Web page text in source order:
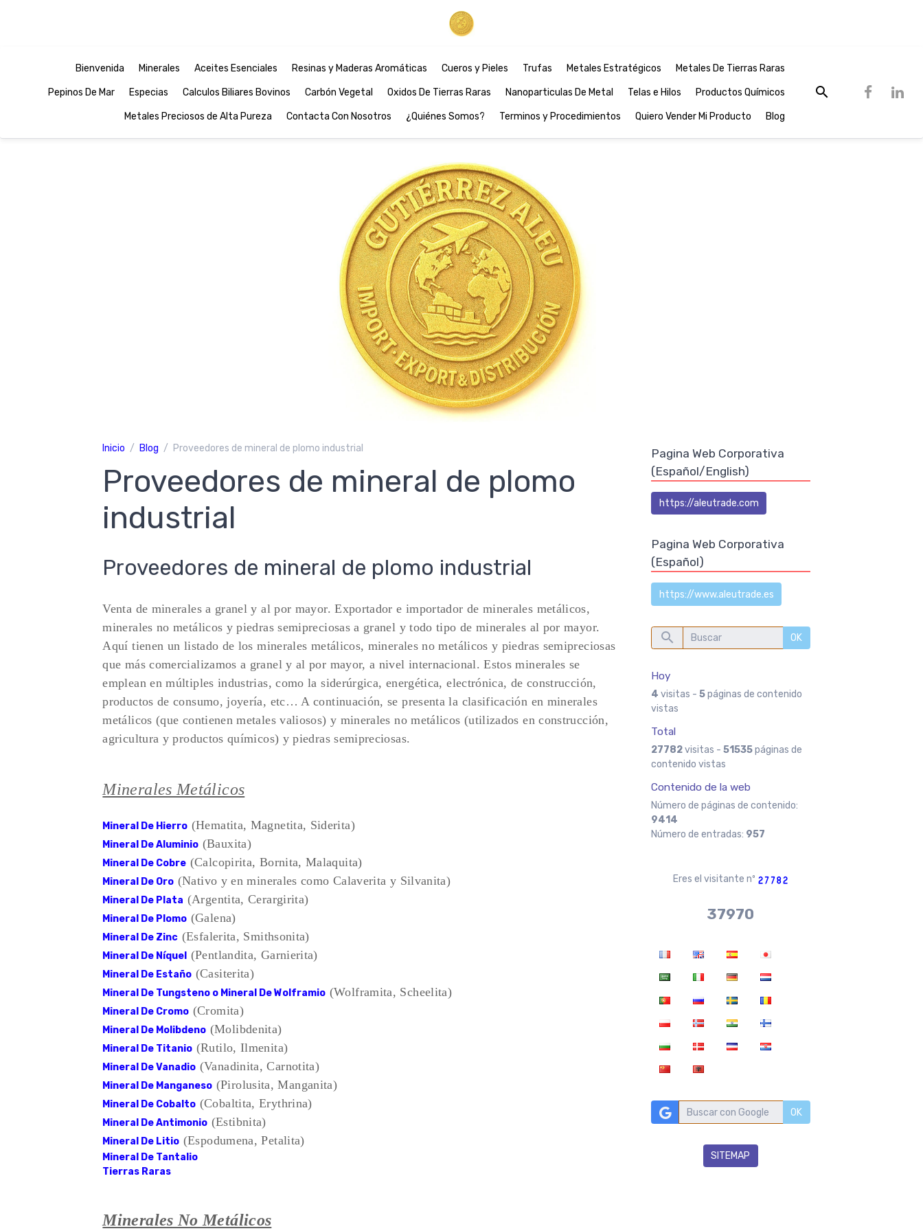
Bienvenida Minerales Aceites Esenciales Resinas y Maderas Aromáticas Cueros y Pieles Trufas Metales Estratégicos Metales De Tierras Raras
Pepinos De Mar Especias Calculos Biliares Bovinos Carbón Vegetal Oxidos De Tierras Raras Nanoparticulas De Metal Telas e Hilos Productos Químicos
Metales Preciosos de Alta Pureza Contacta Con Nosotros ¿Quiénes Somos? Terminos y Procedimientos Quiero Vender Mi Producto Blog
Inicio Blog Proveedores de mineral de plomo industrial
Proveedores de mineral de plomo
industrial
Proveedores de mineral de plomo industrial
Venta de minerales a granel y al por mayor. Exportador e importador de minerales metálicos,
minerales no metálicos y piedras semipreciosas a granel y todo tipo de minerales al por mayor.
Aquí tienen un listado de los minerales metálicos, minerales no metálicos y piedras semipreciosas
que más comercializamos a granel y al por mayor, a nivel internacional. Estos minerales se
emplean en múltiples industrias, como la siderúrgica, energética, electrónica, de construcción,
productos de consumo, joyería, etc… A continuación, se presenta la clasificación en minerales
metálicos (que contienen metales valiosos) y minerales no metálicos (utilizados en construcción,
agricultura y productos químicos) y piedras semipreciosas.
Minerales Metálicos
Mineral De Hierro (Hematita, Magnetita, Siderita)
Mineral De Aluminio (Bauxita)
Mineral De Cobre (Calcopirita, Bornita, Malaquita)
Mineral De Oro (Nativo y en minerales como Calaverita y Silvanita)
Mineral De Plata (Argentita, Cerargirita)
Mineral De Plomo (Galena)
Mineral De Zinc (Esfalerita, Smithsonita)
Mineral De Níquel (Pentlandita, Garnierita)
Mineral De Estaño (Casiterita)
Mineral De Tungsteno o Mineral De Wolframio (Wolframita, Scheelita)
Mineral De Cromo (Cromita)
Mineral De Molibdeno (Molibdenita)
Mineral De Titanio (Rutilo, Ilmenita)
Mineral De Vanadio (Vanadinita, Carnotita)
Mineral De Manganeso (Pirolusita, Manganita)
Mineral De Cobalto (Cobaltita, Erythrina)
Mineral De Antimonio (Estibnita)
Mineral De Litio (Espodumena, Petalita)
Mineral De Tantalio
Tierras Raras
Minerales No Metálicos
Pagina Web Corporativa
(Español/English)
https://aleutrade.com
Pagina Web Corporativa
(Español)
https://www.aleutrade.es
OK
Hoy
4 visitas -5páginas de contenido
vistas
Total
27782visitas -51535páginas de
contenido vistas
Contenido de la web
Número de páginas de contenido:
9414
Número de entradas: 957
Eres el visitante nº
37970
OK
SITEMAP